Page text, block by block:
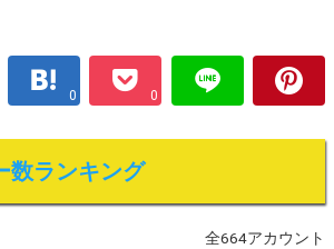
0 0
数ランキング
全664アカウント